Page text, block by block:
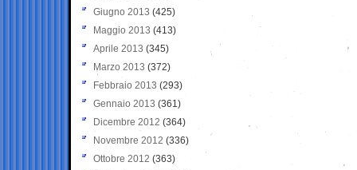
Giugno 2013 (425)
Maggio 2013 (413)
Aprile 2013 (345)
Marzo 2013 (372)
Febbraio 2013 (293)
Gennaio 2013 (361)
Dicembre 2012 (364)
Novembre 2012 (336)
Ottobre 2012 (363)